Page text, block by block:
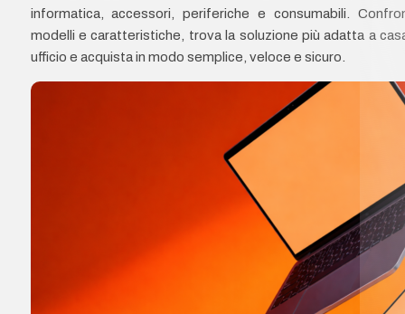
informatica, accessori, periferiche e consumabili.
modelli e caratteristiche, trova la soluzione più adatta a
ufficio e acquista in modo semplice, veloce e sicuro.